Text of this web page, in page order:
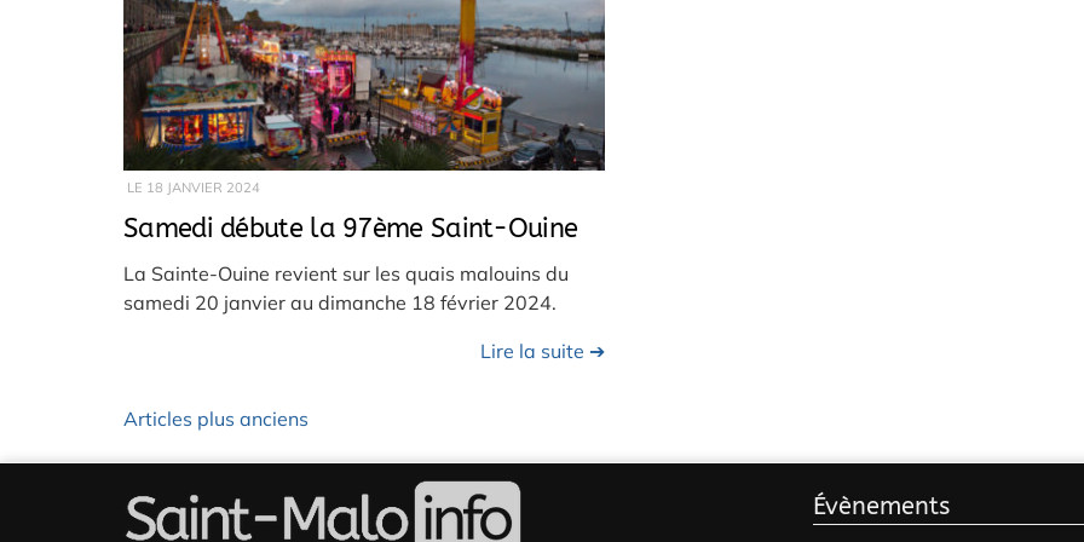
LE 18 JANVIER 2024
Samedi débute la 97ème Saint-Ouine
La Sainte-Ouine revient sur les quais malouins du
samedi 20 janvier au dimanche 18 février 2024.
Lire la suite ➔
Navigation
des
articles
Articles plus anciens
Évènements